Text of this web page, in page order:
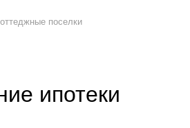
поселки
ипотеки